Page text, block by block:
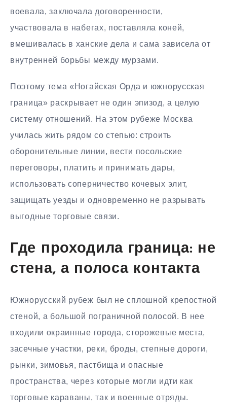
воевала, заключала договоренности,
участвовала в набегах, поставляла коней,
вмешивалась в ханские дела и сама зависела от
внутренней борьбы между мурзами.
Поэтому тема «Ногайская Орда и южнорусская
граница» раскрывает не один эпизод, а целую
систему отношений. На этом рубеже Москва
училась жить рядом со степью: строить
оборонительные линии, вести посольские
переговоры, платить и принимать дары,
использовать соперничество кочевых элит,
защищать уезды и одновременно не разрывать
выгодные торговые связи.
Где проходила граница: не
стена, а полоса контакта
Южнорусский рубеж был не сплошной крепостной
стеной, а большой пограничной полосой. В нее
входили окраинные города, сторожевые места,
засечные участки, реки, броды, степные дороги,
рынки, зимовья, пастбища и опасные
пространства, через которые могли идти как
торговые караваны, так и военные отряды.